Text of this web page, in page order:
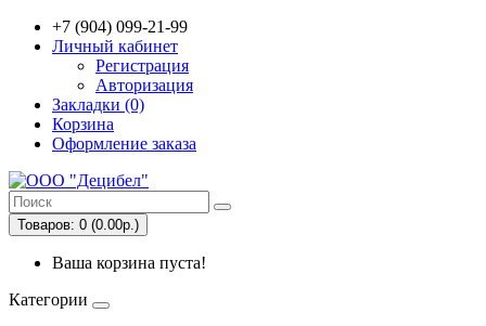
+7 (904) 099-21-99
Личный кабинет
Регистрация
Авторизация
Закладки (0)
Корзина
Оформление заказа
Товаров: 0 (0.00р.)
Ваша корзина пуста!
Категории